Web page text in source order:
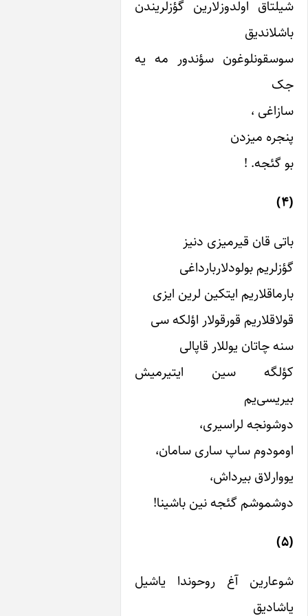
گؤزلریندن
سؤندور مه یه
دنیز
ایتکین لرین ایزی
قورقولار اؤلکه سی
یوللار قاپالی
سین ایتیرمیش
ساپ ساری سامان،
بیرداش،
گئجه نین باشینا!
آغ روحوندا یاشیل